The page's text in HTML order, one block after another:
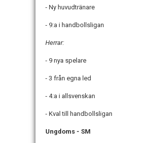
- Ny huvudtränare
- 9:a i handbollsligan
Herrar:
- 9 nya spelare
- 3 från egna led
- 4:a i allsvenskan
- Kval till handbollsligan
Ungdoms - SM